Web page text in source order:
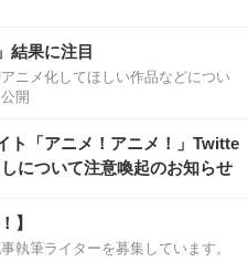
結果に注目
ニメ化してほしい作品などについ
開
ト「アニメ！アニメ！」Twitte
について注意喚起のお知らせ
】
執筆ライターを募集しています。